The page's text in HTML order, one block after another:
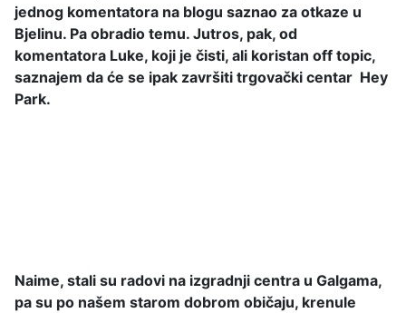
jednog komentatora na blogu saznao za otkaze u
Bjelinu. Pa obradio temu. Jutros, pak, od
komentatora Luke, koji je čisti, ali koristan off topic,
saznajem da će se ipak završiti trgovački centar Hey
Park.
Naime, stali su radovi na izgradnji centra u Galgama,
pa su po našem starom dobrom običaju, krenule